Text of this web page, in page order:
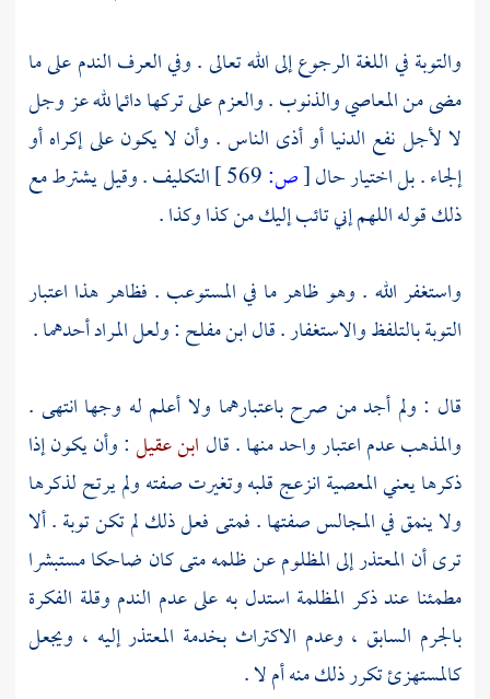
والتوبة في اللغة الرجوع إلى الله تعالى . وفي العرف الندم على ما
مضى من المعاصي والذنوب . والعزم على تركها دائما لله عز وجل
لا لأجل نفع الدنيا أو أذى الناس . وأن لا يكون على إكراه أو
إلجاء . بل اختيار حال[ص:
التكليف . وقيل يشترط مع
ذلك قوله اللهم إني تائب إليك من كذا وكذا .
واستغفر الله . وهو ظاهر ما في المستوعب . فظاهر هذا اعتبار
التوبة بالتلفظ والاستغفار . قالابن مفلح: ولعل المراد أحدهما .
قال : ولم أجد من صرح باعتبارهما ولا أعلم له وجها انتهى .
والمذهب عدم اعتبار واحد منها . قال ابن عقيل: وأن يكون إذا
ذكرها يعني المعصية انزعج قلبه وتغيرت صفته ولم يرتح لذكرها
ولا ينمق في المجالس صفتها . فمتى فعل ذلك لم تكن توبة . ألا
ترى أن المعتذر إلى المظلوم عن ظلمه متى كان ضاحكا مستبشرا
مطمئنا عند ذكر المظلمة استدل به على عدم الندم وقلة الفكرة
بالجرم السابق ، وعدم الاكتراث بخدمة المعتذر إليه ، ويجعل
كالمستهزئ تكرر ذلك منه أم لا .